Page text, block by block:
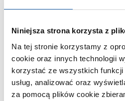
Niniejsza strona korzysta z
Na tej stronie korzystamy z
cookie oraz innych technologii
korzystać ze wszystkich
usług, analizować oraz
za pomocą plików cookie
Krótszy bok
Wysokość (zestawu)
Rodzaj (szafki)
Kolor szafki
Kod EAN